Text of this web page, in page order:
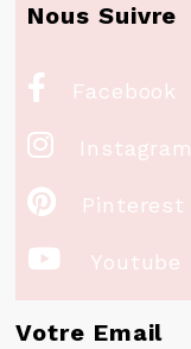
Nous Suivre
 Facebook
 Instagram
 Pinterest
 Youtube
Votre Email